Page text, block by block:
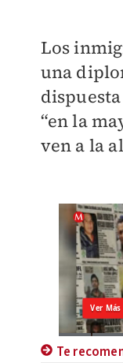
Los
una
“en la
ven a la
Te